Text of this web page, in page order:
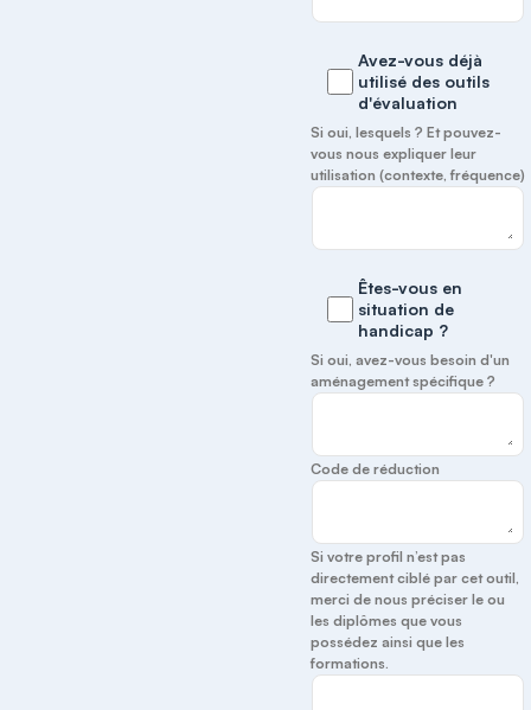
Avez-vous déjà
utilisé des outils
d'évaluation
Si oui, lesquels ? Et pouvez-
vous nous expliquer leur
utilisation (contexte, fréquence)
Êtes-vous en
situation de
handicap ?
Si oui, avez-vous besoin d'un
aménagement spécifique ?
Code de réduction
Si votre profil n’est pas
directement ciblé par cet outil,
merci de nous préciser le ou
les diplômes que vous
possédez ainsi que les
formations.